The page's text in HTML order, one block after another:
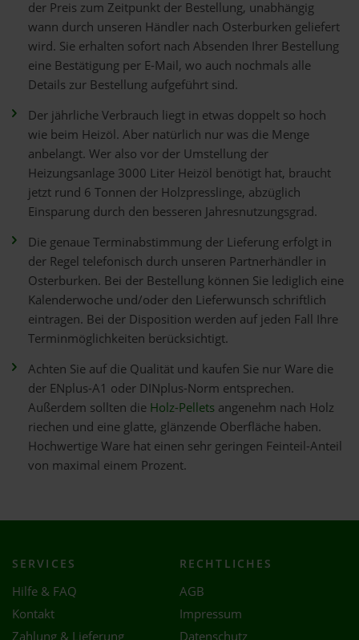
der Preis zum Zeitpunkt der Bestellung, unabhängig
wann durch unseren Händler nach Osterburken geliefert
wird. Sie erhalten sofort nach Absenden Ihrer Bestellung
eine Bestätigung per E-Mail, wo auch nochmals alle
Details zur Bestellung aufgeführt sind.
Der jährliche Verbrauch liegt in etwas doppelt so hoch
wie beim Heizöl. Aber natürlich nur was die Menge
anbelangt. Wer also vor der Umstellung der
Heizungsanlage 3000 Liter Heizöl benötigt hat, braucht
jetzt rund 6 Tonnen der Holzpresslinge, abzüglich
Einsparung durch den besseren Jahresnutzungsgrad.
Die genaue Terminabstimmung der Lieferung erfolgt in
der Regel telefonisch durch unseren Partnerhändler in
Osterburken. Bei der Bestellung können Sie lediglich eine
Kalenderwoche und/oder den Lieferwunsch schriftlich
eintragen. Bei der Disposition werden auf jeden Fall Ihre
Terminmöglichkeiten berücksichtigt.
Achten Sie auf die Qualität und kaufen Sie nur Ware die
der ENplus-A1 oder DINplus-Norm entsprechen.
Außerdem sollten die Holz-Pellets angenehm nach Holz
riechen und eine glatte, glänzende Oberfläche haben.
Hochwertige Ware hat einen sehr geringen Feinteil-Anteil
von maximal einem Prozent.
SERVICES
Hilfe & FAQ
Kontakt
Zahlung & Lieferung
RECHTLICHES
AGB
Impressum
Datenschutz